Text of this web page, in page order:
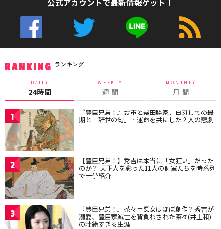
公式アカウントで最新情報ゲット！
RANKING ランキング
DAILY
24時間
WEEKLY
週 間
MONTHLY
月 間
1 『豊臣兄弟！』お市と柴田勝家、自刃しての最
期と「辞世の句」…運命を共にした２人の悲劇
2 【豊臣兄弟！】秀吉は本当に「女狂い」だった
のか？ 天下人を彩った11人の側室たちを時系列
で一挙紹介
3 『豊臣兄弟！』茶々＝悪女はほぼ創作？秀吉が
溺愛、豊臣家滅亡を背負わされた茶々(井上和)
の壮絶すぎる生涯